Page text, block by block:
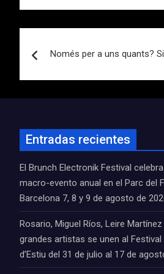
de
Només per a uns quants?
Entradas recientes
El Brunch Electronik Festival
macro-evento anual en el Parc del
Barcelona 7, 8 y 9 de agosto de
Rosario, Miguel Ríos, Leire
grandes artistas se unen al Festival
d’Estiu del 31 de julio al 17 de